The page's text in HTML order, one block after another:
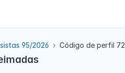
95/2026 Código de perfil 72